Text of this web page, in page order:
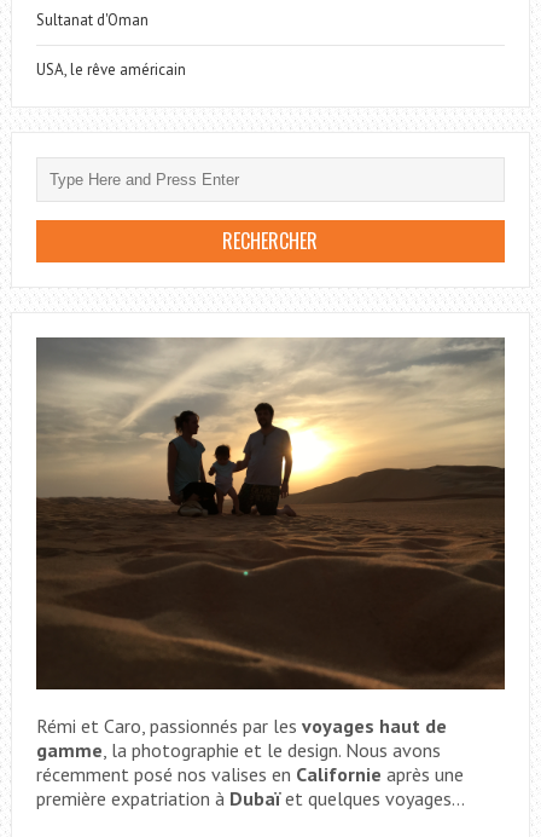
Sultanat d'Oman
USA, le rêve américain
Rémi et Caro, passionnés par les voyages haut de
gamme , la photographie et le design. Nous avons
récemment posé nos valises en Californie après une
première expatriation à Dubaïet quelques voyages...